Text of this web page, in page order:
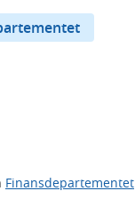
Finansdepartementet